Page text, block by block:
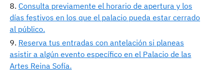
Consulta previamente el horario de apertura y los
días festivos en los que el palacio pueda estar cerrado
al público.
Reserva tus entradas con antelación si planeas
asistir a algún evento específico en el Palacio de las
Artes Reina Sofía.